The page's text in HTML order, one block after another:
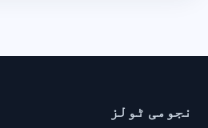
نجومی ٹولز